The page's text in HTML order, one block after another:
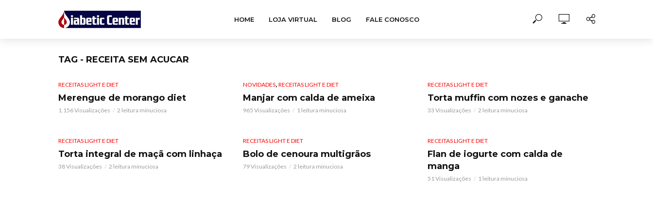
HOME LOJA VIRTUAL BLOG FALE CONOSCO
TAG - RECEITA SEM ACUCAR
RECEITAS LIGHT E DIET
Merengue de morango diet
1.156 Visualizações 2 leitura minuciosa
NOVIDADES, RECEITAS LIGHT E DIET
Manjar com calda de ameixa
965 Visualizações 1 leitura minuciosa
RECEITAS LIGHT E DIET
Torta muffin com nozes e ganache
33 Visualizações 2 leitura minuciosa
RECEITAS LIGHT E DIET
Torta integral de maçã com linhaça
38 Visualizações 2 leitura minuciosa
RECEITAS LIGHT E DIET
Bolo de cenoura multigrãos
79 Visualizações 2 leitura minuciosa
RECEITAS LIGHT E DIET
Flan de iogurte com calda de
manga
51 Visualizações 1 leitura minuciosa